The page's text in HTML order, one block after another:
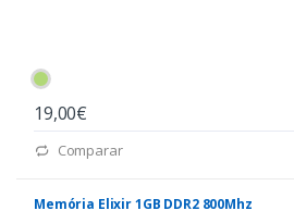
19,00€
Comparar
Memória Elixir 1GB DDR2 800Mhz